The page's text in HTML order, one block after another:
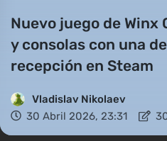
Nuevo juego de Winx
y consolas con una
recepción en Steam
Vladislav Nikolaev
30 Abril 2026, 23:31